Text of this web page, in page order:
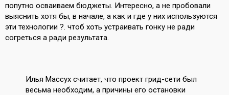
попутно осваиваем бюджеты. Интересно, а не пробовали
выяснить хотя бы, в начале, а как и где у них используются
эти технологии ?. чтоб хоть устраивать гонку не ради
согреться а ради результата.
Илья Массух считает, что проект грид-сети был
весьма необходим, а причины его остановки